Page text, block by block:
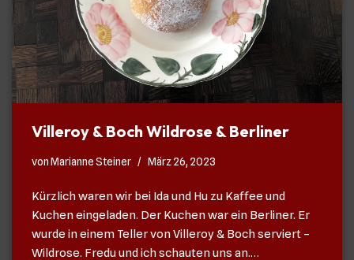
Villeroy & Boch Wildrose & Berliner
vonMarianne Steiner März 26, 2023
Kürzlich waren wir bei Ida und Hu zu Kaffee und
Kuchen eingeladen. Der Kuchen war ein Berliner. Er
wurde in einem Teller von Villeroy & Boch serviert –
Wildrose. Fredu und ich schauten uns an.…